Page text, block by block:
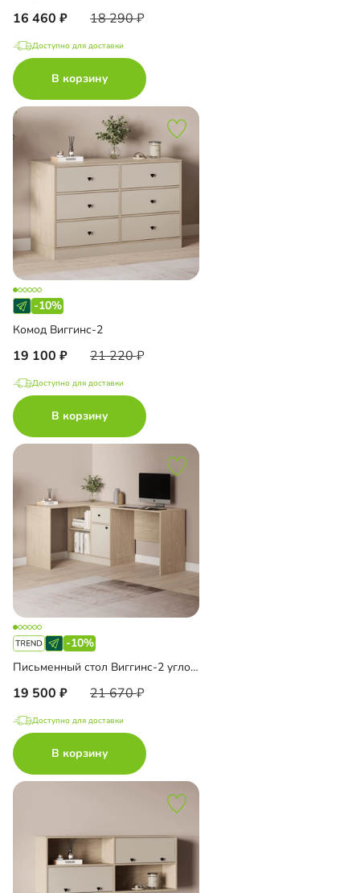
16 460 18 290
Доступно для доставки
В корзину
-10%
Комод Виггинс-2
19 100 21 220
Доступно для доставки
В корзину
-10%
Письменный стол Виггинс-2 угловой
19 500 21 670
Доступно для доставки
В корзину